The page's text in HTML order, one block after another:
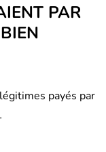
PAR
payés par